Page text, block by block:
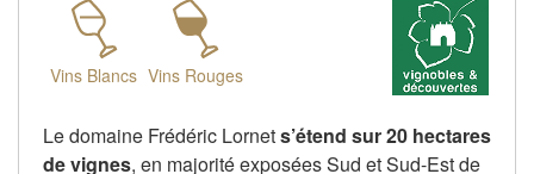
Vins Blancs Vins Rouges
Le domaine Frédéric Lornets’étend sur 20 hectares
de vignes, en majorité exposées Sud et Sud-Est de